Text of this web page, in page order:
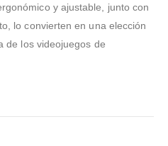
y ajustable, junto con
lo convierten en una elección
de los videojuegos de